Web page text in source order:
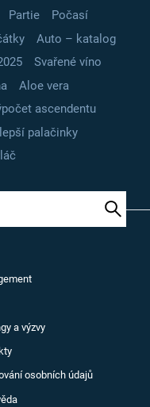
Partie
Počasí
Auto – katalog
Svařené víno
Aloe vera
ascendentu
palačinky
a výzvy
osobních údajů